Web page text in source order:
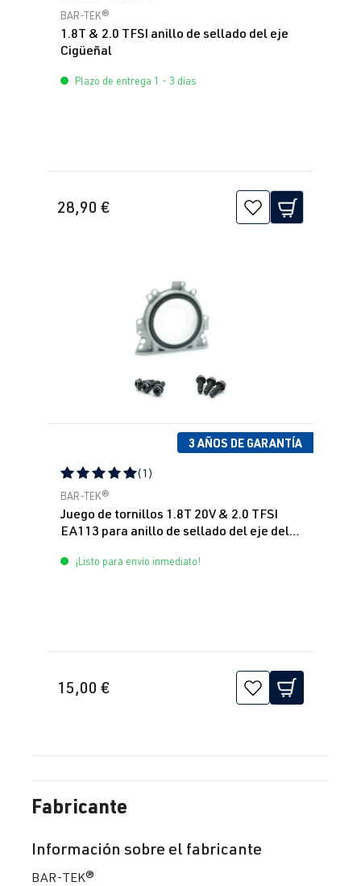
Calificación promedio de 4.5 de 5 estrellas
BAR-TEK®
1.8T & 2.0 TFSI anillo de sellado del eje
Cigüeñal
Plazo de entrega 1 - 3 días
28,90 €
3 AÑOS DE GARANTÍA
Calificación promedio de 5 de 5 estrellas
(1)
BAR-TEK®
Juego de tornillos 1.8T 20V & 2.0 TFSI
EA113 para anillo de sellado del eje del
¡Listo para envío inmediato!
15,00 €
Fabricante
Información sobre el fabricante
BAR-TEK®